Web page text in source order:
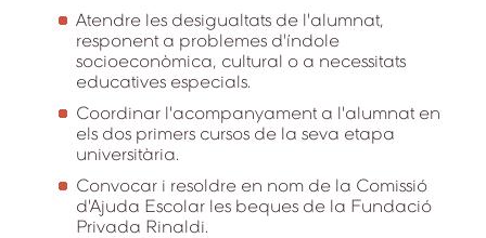
Atendre les desigualtats de l'alumnat,
responent a problemes d'índole
socioeconòmica, cultural o a necessitats
educatives especials.
Coordinar l'acompanyament a l'alumnat en
els dos primers cursos de la seva etapa
universitària.
Convocar i resoldre en nom de la Comissió
d'Ajuda Escolar les beques de la Fundació
Privada Rinaldi.